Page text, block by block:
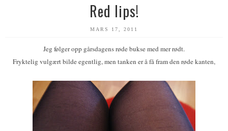
Red lips!
MARS 17, 2011
Jeg følger opp gårsdagens røde bukse med mer rødt.
Fryktelig vulgært bilde egentlig, men tanken er å få fram den røde kanten,